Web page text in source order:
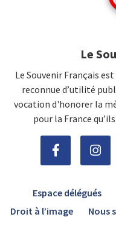
Le
Le Souvenir Français
reconnue d’utilité
vocation d'honorer la
pour la France
Espace délégués
Droit à l’image
Nous